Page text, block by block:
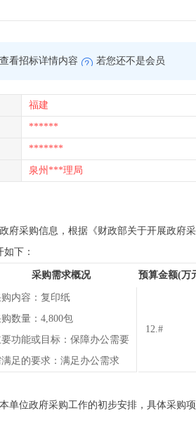
看招标详情内容 若您还不是会员
福建
******
*******
泉州***理局
府采购信息，根据《财政部关于开展政府
如下：
采购需求概况 预算金额(万
内容：复印纸
数量：4,800包
要功能或目标：保障办公需要
满足的要求：满足办公需求
12.#
单位政府采购工作的初步安排，具体采购